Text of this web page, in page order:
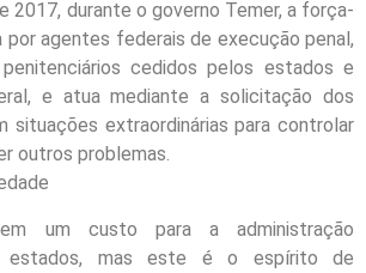
2017, durante o governo Temer, a força-
agentes federais de execução penal,
cedidos pelos estados e
e atua mediante a solicitação dos
situações extraordinárias para controlar
outros problemas.
um custo para a administração
estados, mas este é o espírito de